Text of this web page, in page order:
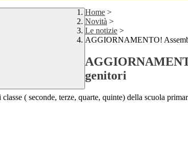
Home >
Novità >
Le notizie >
AGGIORNAMENTO!
genitori
( seconde, terze, quarte, quinte) della scuola